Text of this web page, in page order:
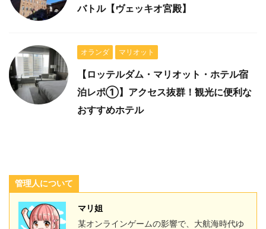
バトル【ヴェッキオ宮殿】
オランダ マリオット
【ロッテルダム・マリオット・ホテル宿
泊レポ①】アクセス抜群！観光に便利な
おすすめホテル
管理人について
マリ姐
某オンラインゲームの影響で、大航海時代ゆ